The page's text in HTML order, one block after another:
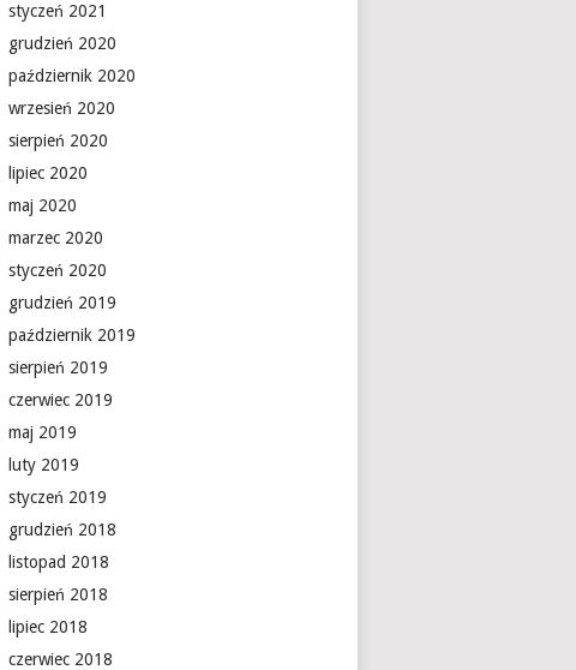
styczeń 2021
grudzień 2020
październik 2020
wrzesień 2020
sierpień 2020
lipiec 2020
maj 2020
marzec 2020
styczeń 2020
grudzień 2019
październik 2019
sierpień 2019
czerwiec 2019
maj 2019
luty 2019
styczeń 2019
grudzień 2018
listopad 2018
sierpień 2018
lipiec 2018
czerwiec 2018